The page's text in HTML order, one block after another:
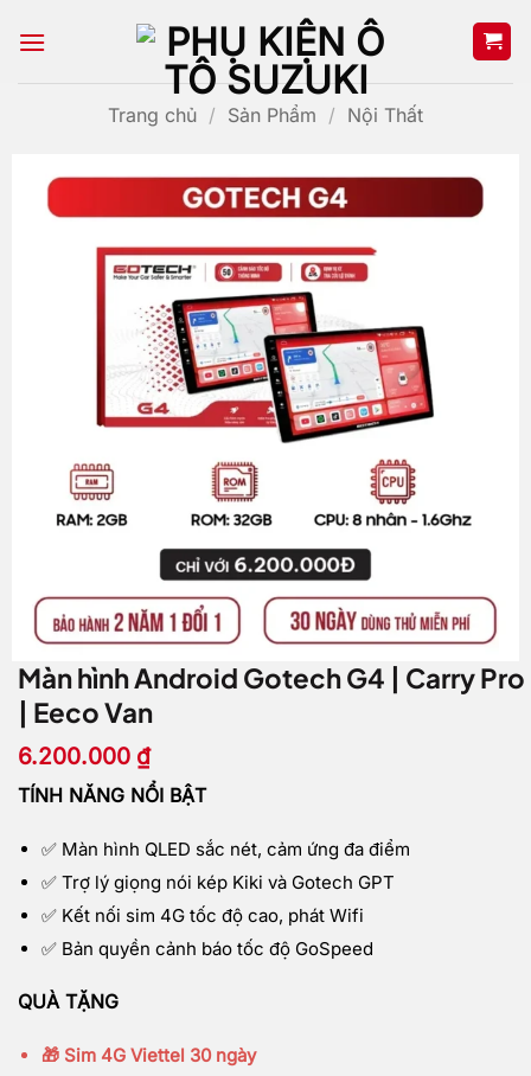
qua
Trang chủ / Sản Phẩm / Nội Thất
Màn hình Android Gotech G4 | Carry Pro
| Eeco Van
6.200.000 ₫
TÍNH NĂNG NỔI BẬT
✅ Màn hình QLED sắc nét, cảm ứng đa điểm
✅ Trợ lý giọng nói kép Kiki và Gotech GPT
✅ Kết nối sim 4G tốc độ cao, phát Wifi
✅ Bản quyền cảnh báo tốc độ GoSpeed
QUÀ TẶNG
🎁 Sim 4G Viettel 30 ngày